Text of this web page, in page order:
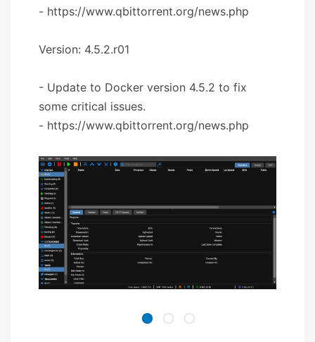
- https://www.qbittorrent.org/news.php
Version: 4.5.2.r01
- Update to Docker version 4.5.2 to fix
some critical issues.
- https://www.qbittorrent.org/news.php